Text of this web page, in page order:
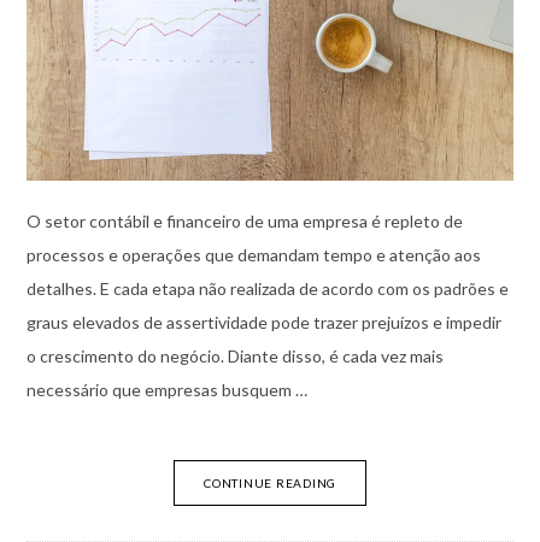
O setor contábil e financeiro de uma empresa é repleto de
processos e operações que demandam tempo e atenção aos
detalhes. E cada etapa não realizada de acordo com os padrões e
graus elevados de assertividade pode trazer prejuízos e impedir
o crescimento do negócio. Diante disso, é cada vez mais
necessário que empresas busquem …
CONTINUE READING